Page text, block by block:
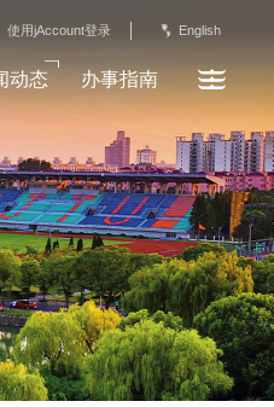
使用jAccount登录 English
动态 办事指南